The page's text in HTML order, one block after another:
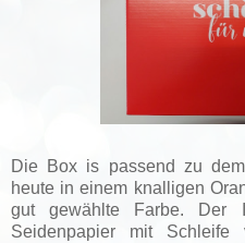
Die Box is passend zu
heute in einem knalligen
gut gewählte Farbe. Der
Seidenpapier mit